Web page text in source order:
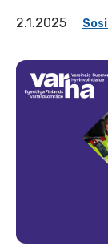
2.1.2025